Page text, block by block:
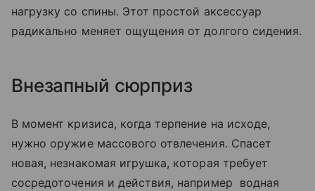
нагрузку со спины. Этот простой аксессуар
радикально меняет ощущения от долгого сидения.
Внезапный сюрприз
В момент кризиса, когда терпение на исходе,
нужно оружие массового отвлечения. Спасет
новая, незнакомая игрушка, которая требует
сосредоточения и действия, например водная